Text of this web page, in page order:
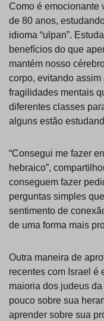
Como é emocionante
de 80 anos,
idioma “ulpan”.
benefícios do que
mantém nosso
corpo, evitando
fragilidades mentais
diferentes classes
alguns estão
“Consegui me fazer
hebraico”,
conseguem fazer
perguntas simples
sentimento de
de uma forma mais
Outra maneira de
recentes com Israel é
maioria dos judeus
pouco sobre sua
aprender sobre sua